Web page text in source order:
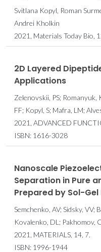
Svitlana Kopyl, Roman
Andrei Kholkin
2021, Materials Today Bio,
2D Layered
Applications
Zelenovskii, PS; Romanyuk,
FF; Kopyl, S; Mafra, LM;
2021, ADVANCED
ISBN: 1616-3028
Nanoscale
Separation in Pure
Prepared by Sol-
Semchenko, AV; Sidsky, VV;
Kovalenko, DL; Pakhomov,
2021, MATERIALS, 14, 7.
ISBN: 1996-1944